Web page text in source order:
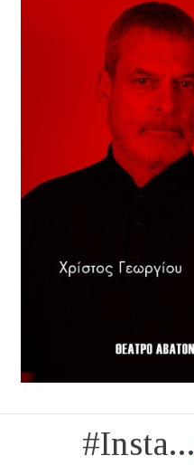
#Insta...